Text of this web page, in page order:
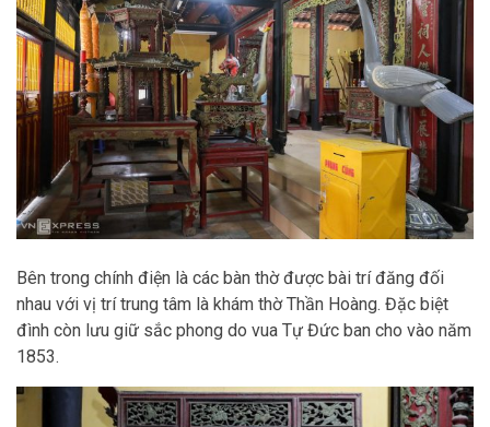
Bên trong chính điện là các bàn thờ được bài trí đăng đối
nhau với vị trí trung tâm là khám thờ Thần Hoàng. Đặc biệt
đình còn lưu giữ sắc phong do vua Tự Đức ban cho vào năm
1853.